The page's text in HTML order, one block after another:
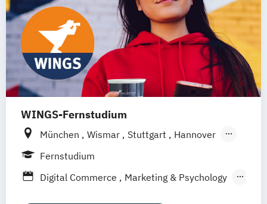
WINGS-Fernstudium
München Wismar Stuttgart
Hannover
Leipzig
Frankfurt am Main
Nürnberg
Fernstudium
Digital Commerce
Marketing & Psychology